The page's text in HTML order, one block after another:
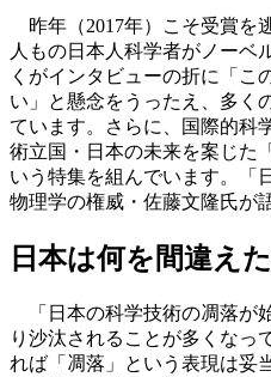
昨年（2017年）こそ受賞を
人もの日本人科学者がノーベ
くがインタビューの折に「こ
い」と懸念をうったえ、多く
ています。さらに、国際的科
術立国・日本の未来を案じた
いう特集を組んでいます。「
物理学の権威・佐藤文隆氏が
日本は何を間違え
「日本の科学技術の凋落が
り沙汰されることが多くなっ
れば「凋落」という表現は妥